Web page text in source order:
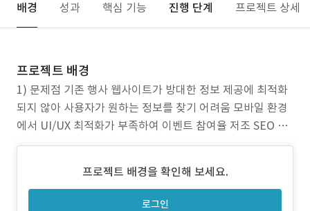
배경 성과 핵심 기능 진행 단계 프로젝트 상세
프로젝트 배경
1) 문제점 기존 행사 웹사이트가 방대한 정보 제공에 최적화
되지 않아 사용자가 원하는 정보를 찾기 어려움 모바일 환경
에서 UI/UX 최적화가 부족하여 이벤트 참여율 저조 SEO 미
적용으로 인해 검색 노출이 제한적이며, 행사 홍보 효과가 떨
할 수 있도록 UI/UX 최적화 모바일 환경에서도 원활한 행사
정보를 제공할 수 있도록 반응형 웹 개
프로젝트 배경을 확인해 보세요.
로그인